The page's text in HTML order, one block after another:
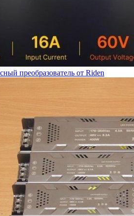
преобразователь от Riden